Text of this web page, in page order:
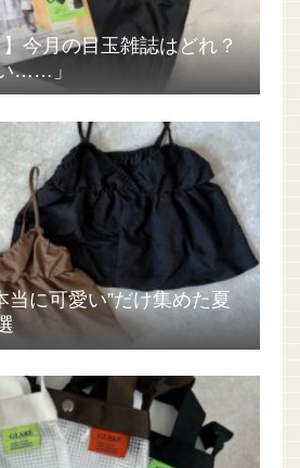
今月の目玉雑誌はどれ？
……」
当に可愛い”だけ集めた夏